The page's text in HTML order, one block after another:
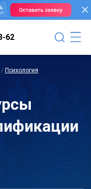
62
/ Психология